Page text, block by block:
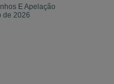
E Apelação
de 2026